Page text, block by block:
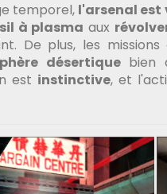
temporel, l'arsenal est
à plasma aux
De plus, les
désertiquebien
est instinctive, et